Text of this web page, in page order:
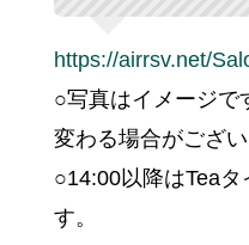
https://airrsv.net/
○写真はイメージで
変わる場合がござ
○14:00以降はTea
す。